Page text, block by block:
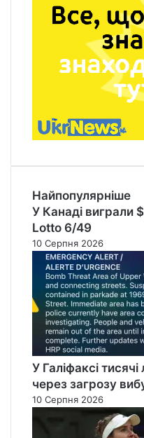
Найпопулярніше
У Канаді виграли
Lotto 6/49
10 Серпня 2026
У Галіфаксі
через загрозу
10 Серпня 2026